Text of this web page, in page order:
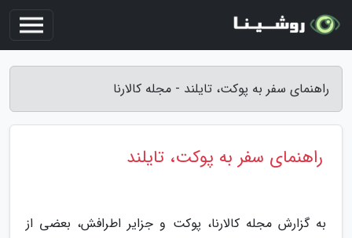
راهنمای سفر به پوکت، تایلند - مجله کالارنا
راهنمای سفر به پوکت، تایلند
به گزارش مجله کالارنا، پوکت و جزایر اطرافش، بعضی از